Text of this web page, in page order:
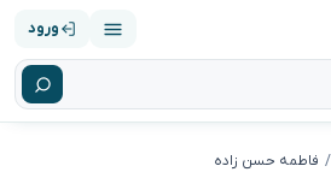
ورود
فاطمه حسن زاده